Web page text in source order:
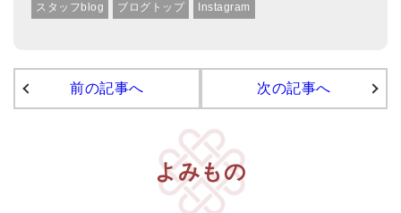
メールお便り登録
お客様の声
スタッフblog ブログトップ Instagram
前の記事へ 次の記事へ
よみもの